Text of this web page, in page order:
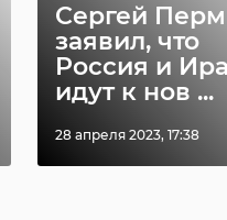
Сергей
заявил, что
Россия и
идут к нов ...
28 апреля 2023, 17:38